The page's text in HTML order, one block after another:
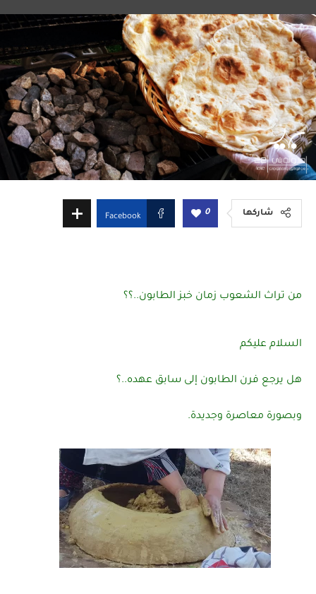
شاركها 0
Facebook
من تراث الشعوب زمان خبز الطابون..؟؟
السلام عليكم
هل يرجع فرن الطابون إلى سابق عهده..؟
وبصورة معاصرة وجديدة.